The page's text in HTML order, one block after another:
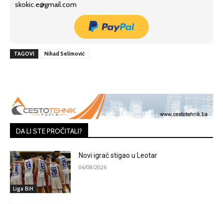
skokic.e@gmail.com
TAGOVI Nihad Selimović
DA LI STE PROČITALI?
Liga BiH
Novi igrač stigao u Leotar
06/08/2026